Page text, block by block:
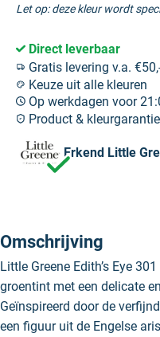
Let op: deze kleur wordt
Direct leverbaar
Gratis levering v.a.
Keuze uit alle kleuren
Op werkdagen voor
Product & kleurgarantie
Erkend Little
Omschrijving
Little Greene Edith’s Eye
groentint met een delicate
Geïnspireerd door de
een figuur uit de Engelse